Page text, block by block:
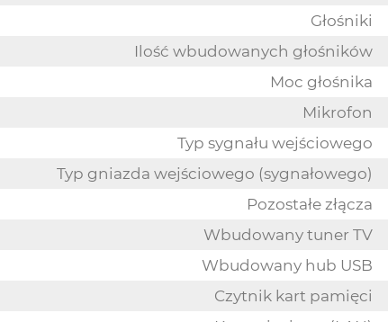
Głośniki
Ilość wbudowanych głośników
Moc głośnika
Mikrofon
Typ sygnału wejściowego
Typ gniazda wejściowego (sygnałowego)
Pozostałe złącza
Wbudowany tuner TV
Wbudowany hub USB
Czytnik kart pamięci